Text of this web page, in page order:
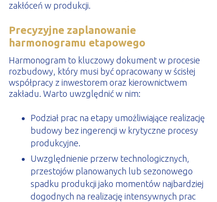
zakłóceń w produkcji.
Precyzyjne zaplanowanie
harmonogramu etapowego
Harmonogram to kluczowy dokument w procesie
rozbudowy, który musi być opracowany w ścisłej
współpracy z inwestorem oraz kierownictwem
zakładu. Warto uwzględnić w nim:
Podział prac na etapy umożliwiające realizację
budowy bez ingerencji w krytyczne procesy
produkcyjne.
Uwzględnienie przerw technologicznych,
przestojów planowanych lub sezonowego
spadku produkcji jako momentów najbardziej
dogodnych na realizację intensywnych prac